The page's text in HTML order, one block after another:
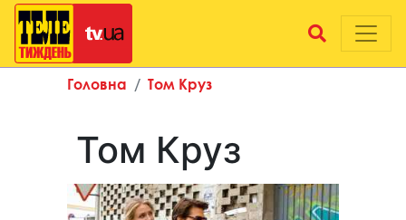
Головна Том Круз
Том Круз